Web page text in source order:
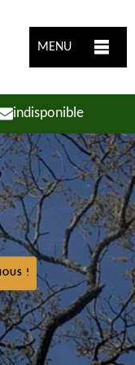
MENU
indisponible
!